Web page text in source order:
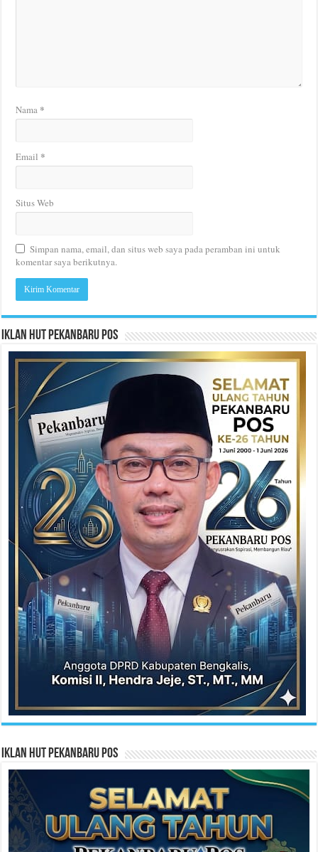
Nama *
Email *
Situs Web
Simpan nama, email, dan situs web saya pada peramban ini untuk
komentar saya berikutnya.
Iklan HUT Pekanbaru Pos
Iklan HUT Pekanbaru Pos